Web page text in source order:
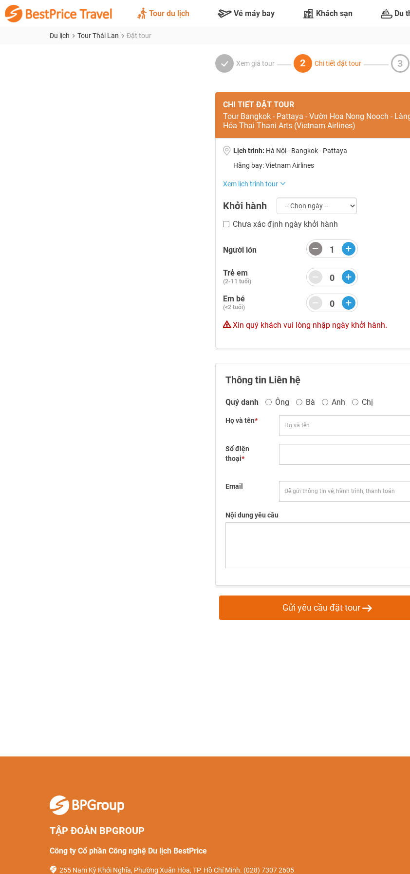
Tour du lịch Vé máy bay Khách sạn Du
Du lịch Tour Thái Lan Đặt tour
Xem giá tour 2 Chi tiết đặt tour 3
CHI TIẾT ĐẶT TOUR
Tour Bangkok - Pattaya - Vườn Hoa Nong Nooch -
Hóa Thai Thani Arts (Vietnam Airlines)
Lịch trình: Hà Nội - Bangkok - Pattaya
Hãng bay: Vietnam Airlines
Xem lịch trình tour
Khởi hành
Chưa xác định ngày khởi hành
Người lớn
Trẻ em
(2-11 tuổi)
Em bé
(<2 tuổi)
Xin quý khách vui lòng nhập ngày khởi hành.
Thông tin Liên hệ
Quý danh Ông Bà Anh Chị
Họ và tên*
Số điện
thoại*
Email
Nội dung yêu cầu
Gửi yêu cầu đặt tour
TẬP ĐOÀN BPGROUP
Công ty Cổ phần Công nghệ Du lịch BestPrice
255 Nam Kỳ Khởi Nghĩa, Phường Xuân Hòa, TP. Hồ Chí Minh. (028) 7307 2605
TƯ VẤN NGAY
TƯ VẤN NGAY